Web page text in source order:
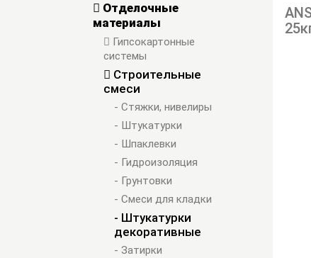
Отделочные
материалы
Гипсокартонные
системы
Строительные
смеси
- Стяжки, нивелиры
- Штукатурки
- Шпаклевки
- Гидроизоляция
- Грунтовки
- Смеси для кладки
- Штукатурки
декоративные
- Затирки